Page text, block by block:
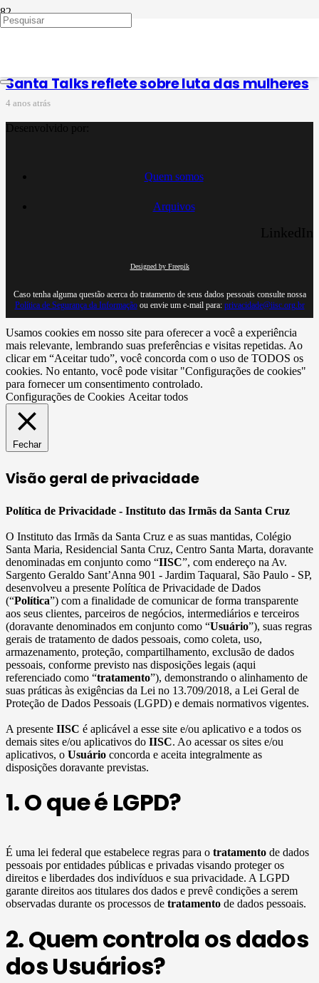
Santa Talks
Santa Talks reflete sobre luta das mulheres
4 anos atrás
Desenvolvido por:
Quem somos
Arquivos
LinkedIn
Designed by Freepik
Caso tenha alguma questão acerca do tratamento de seus dados pessoais consulte nossa
Política de Segurança da Informaçãoou envie um e-mail para: privacidade@iisc.org.br
Usamos cookies em nosso site para oferecer a você a experiência
mais relevante, lembrando suas preferências e visitas repetidas. Ao
clicar em “Aceitar tudo”, você concorda com o uso de TODOS os
cookies. No entanto, você pode visitar "Configurações de cookies"
para fornecer um consentimento controlado.
Configurações de Cookies Aceitar todos
Fechar
Visão geral de privacidade
Política de Privacidade - Instituto das Irmãs da Santa Cruz
O Instituto das Irmãs da Santa Cruz e as suas mantidas, Colégio
Santa Maria, Residencial Santa Cruz, Centro Santa Marta, doravante
denominadas em conjunto como “IISC”, com endereço na Av.
Sargento Geraldo Sant’Anna 901 - Jardim Taquaral, São Paulo - SP,
desenvolveu a presente Política de Privacidade de Dados
(“Política”) com a finalidade de comunicar de forma transparente
aos seus clientes, parceiros de negócios, intermediários e terceiros
(doravante denominados em conjunto como “Usuário”), suas regras
gerais de tratamento de dados pessoais, como coleta, uso,
armazenamento, proteção, compartilhamento, exclusão de dados
pessoais, conforme previsto nas disposições legais (aqui
referenciado como “tratamento”), demonstrando o alinhamento de
suas práticas às exigências da Lei no 13.709/2018, a Lei Geral de
Proteção de Dados Pessoais (LGPD) e demais normativos vigentes.
A presente IISC é aplicável a esse site e/ou aplicativo e a todos os
demais sites e/ou aplicativos do IISC. Ao acessar os sites e/ou
aplicativos, o Usuário concorda e aceita integralmente as
disposições doravante previstas.
1. O que é LGPD?
É uma lei federal que estabelece regras para o tratamento de dados
pessoais por entidades públicas e privadas visando proteger os
direitos e liberdades dos indivíduos e sua privacidade. A LGPD
garante direitos aos titulares dos dados e prevê condições a serem
observadas durante os processos de tratamento de dados pessoais.
2. Quem controla os dados
dos Usuários?